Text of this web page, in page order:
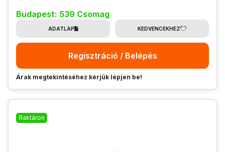
Budapest: 539 Csomag
ADATLAP KEDVENCEKHEZ
Regisztráció / Belépés
Árak megtekintéséhez kérjük lépjen be!
Raktáron